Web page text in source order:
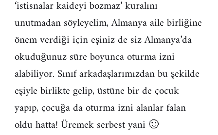
‘istisnalar kaideyi bozmaz’ kuralını
unutmadan söyleyelim, Almanya aile birliğine
önem verdiği için eşiniz de siz Almanya’da
okuduğunuz süre boyunca oturma izni
alabiliyor. Sınıf arkadaşlarımızdan bu şekilde
eşiyle birlikte gelip, üstüne bir de çocuk
yapıp, çocuğa da oturma izni alanlar falan
oldu hatta! Üremek serbest yani 🙂